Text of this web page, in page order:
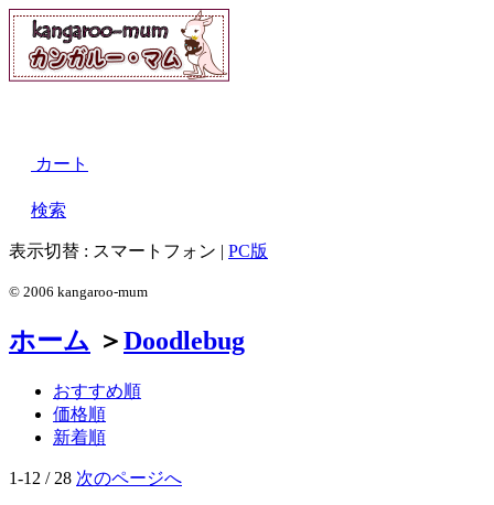
カート
検索
表示切替 : スマートフォン | PC版
© 2006 kangaroo-mum
ホーム ＞Doodlebug
おすすめ順
価格順
新着順
1-12 / 28 次のページへ